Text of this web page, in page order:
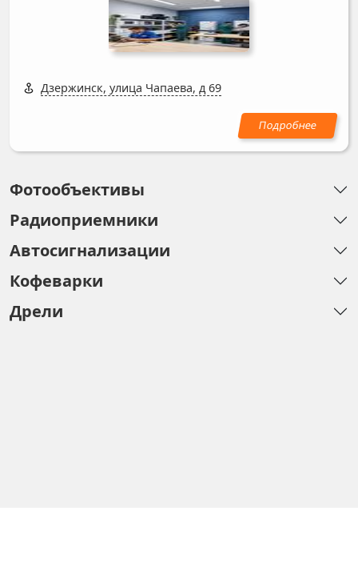
Дзержинск, улица Чапаева, д 69
Фотообъективы
Радиоприемники
Автосигнализации
Кофеварки
Дрели